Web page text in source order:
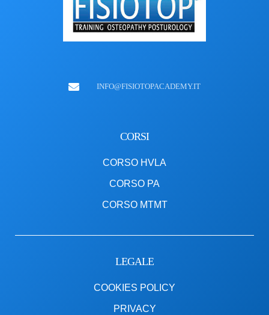
INFO@FISIOTOPACADEMY.IT
CORSI
CORSO HVLA
CORSO PA
CORSO MTMT
LEGALE
COOKIES POLICY
PRIVACY